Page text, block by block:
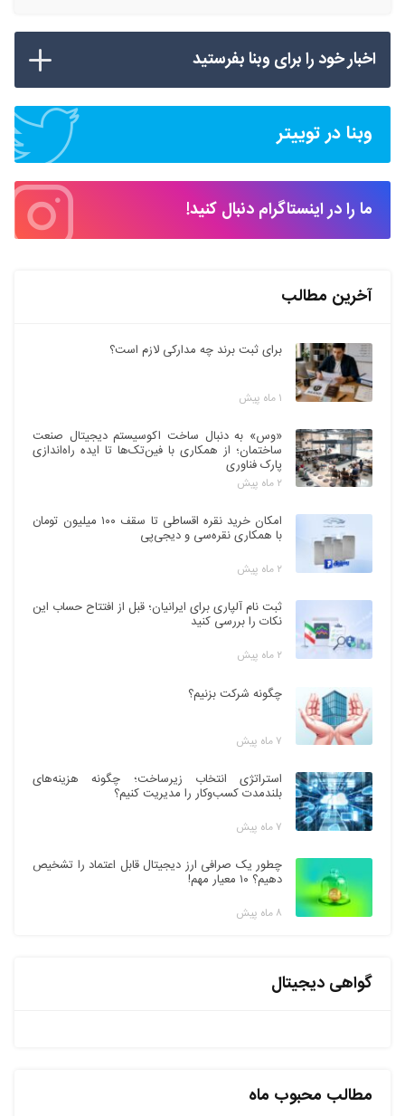
اخبار خود را برای وبنا بفرستید
وبنا در توییتر
ما را در اینستاگرام دنبال کنید!
آخرین مطالب
برای ثبت برند چه مدارکی لازم است؟
۱ ماه پیش
«وس» به دنبال ساخت اکوسیستم دیجیتال صنعت
ساختمان؛ از همکاری با فین‌تک‌ها تا ایده راه‌اندازی
پارک فناوری
۲ ماه پیش
امکان خرید نقره اقساطی تا سقف ۱۰۰ میلیون تومان
با همکاری نقره‌سی و دیجی‌پی
۲ ماه پیش
ثبت نام آلپاری برای ایرانیان؛ قبل از افتتاح حساب این
نکات را بررسی کنید
۲ ماه پیش
چگونه شرکت بزنیم؟
۷ ماه پیش
استراتژی انتخاب زیرساخت؛ چگونه هزینه‌های
بلندمدت کسب‌وکار را مدیریت کنیم؟
۷ ماه پیش
چطور یک صرافی ارز دیجیتال قابل اعتماد را تشخیص
دهیم؟ ۱۰ معیار مهم!
۸ ماه پیش
گواهی دیجیتال
مطالب محبوب ماه